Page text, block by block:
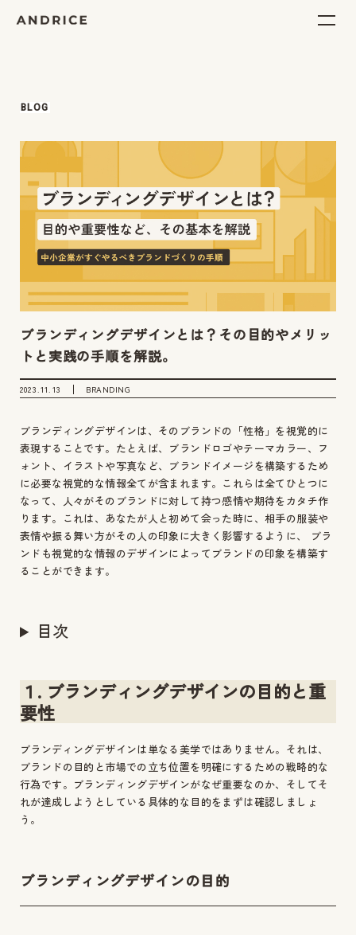
BLOG
ブランディングデザインとは？その目的やメリッ
トと実践の手順を解説。
2023.11.13 BRANDING
ブランディングデザインは、そのブランドの「性格」を視覚的に
表現することです。たとえば、ブランドロゴやテーマカラー、フ
ォント、イラストや写真など、ブランドイメージを構築するため
に必要な視覚的な情報全てが含まれます。これらは全てひとつに
なって、人々がそのブランドに対して持つ感情や期待をカタチ作
ります。これは、あなたが人と初めて会った時に、相手の服装や
表情や振る舞い方がその人の印象に大きく影響するように、 ブラ
ンドも視覚的な情報のデザインによってブランドの印象を構築す
ることができます。
目次
１. ブランディングデザインの目的と重
要性
ブランディングデザインは単なる美学ではありません。それは、
ブランドの目的と市場での立ち位置を明確にするための戦略的な
行為です。ブランディングデザインがなぜ重要なのか、そしてそ
れが達成しようとしている具体的な目的をまずは確認しましょ
う。
ブランディングデザインの目的